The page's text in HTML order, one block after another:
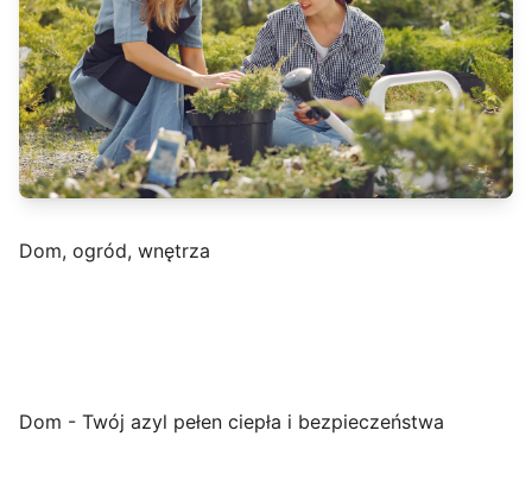
Dom, ogród, wnętrza
Dom - Twój azyl pełen ciepła i bezpieczeństwa